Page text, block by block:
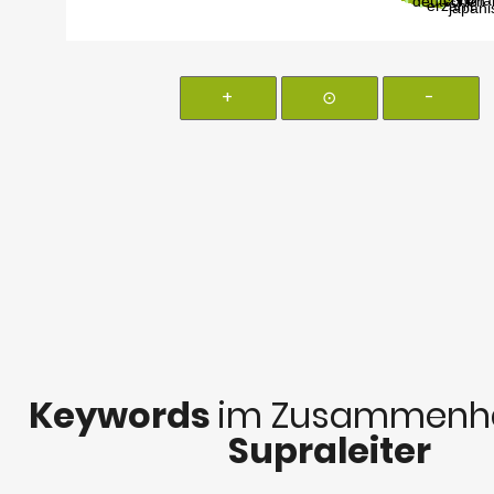
+ ⊙ -
Keywords im
Supraleiter